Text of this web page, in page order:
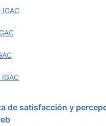
IGAC
de satisfacción y